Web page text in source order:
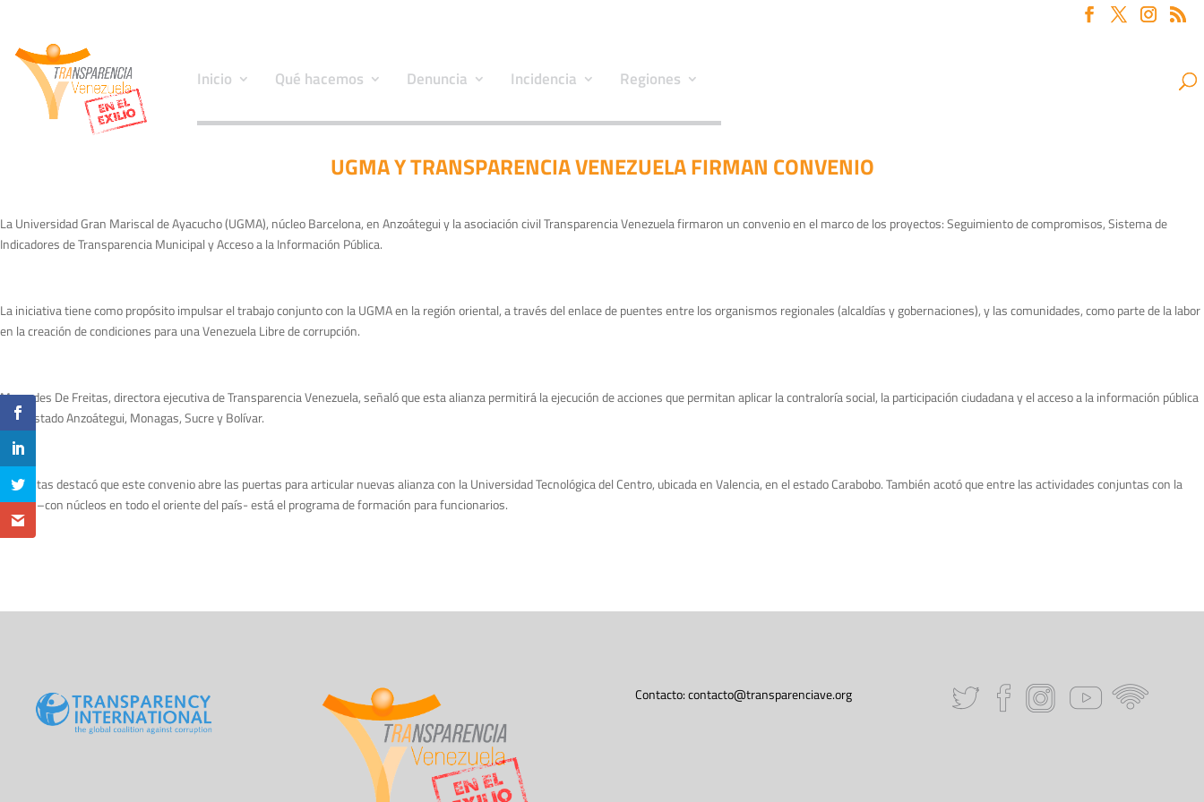
Inicio Qué hacemos Denuncia Incidencia Regiones
UGMA Y TRANSPARENCIA VENEZUELA FIRMAN CONVENIO
La Universidad Gran Mariscal de Ayacucho (UGMA), núcleo Barcelona, en Anzoátegui y la asociación civil Transparencia Venezuela firmaron un convenio en el marco de los proyectos: Seguimiento de compromisos, Sistema de
Indicadores de Transparencia Municipal y Acceso a la Información Pública.
La iniciativa tiene como propósito impulsar el trabajo conjunto con la UGMA en la región oriental, a través del enlace de puentes entre los organismos regionales (alcaldías y gobernaciones), y las comunidades, como parte de la labor
en la creación de condiciones para una Venezuela Libre de corrupción.
Mercedes De Freitas, directora ejecutiva de Transparencia Venezuela, señaló que esta alianza permitirá la ejecución de acciones que permitan aplicar la contraloría social, la participación ciudadana y el acceso a la información pública
en el estado Anzoátegui, Monagas, Sucre y Bolívar.
De Freitas destacó que este convenio abre las puertas para articular nuevas alianza con la Universidad Tecnológica del Centro, ubicada en Valencia, en el estado Carabobo. También acotó que entre las actividades conjuntas con la
UGMA –con núcleos en todo el oriente del país- está el programa de formación para funcionarios.
Contacto:contacto@transparenciave.org